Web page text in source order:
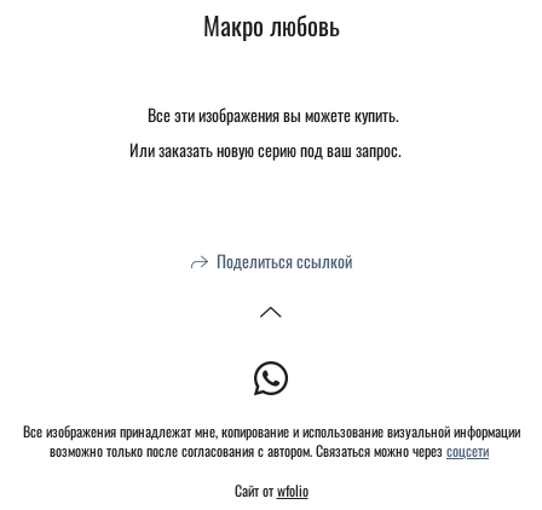
Макро любовь
Все эти изображения вы можете купить.
Или заказать новую серию под ваш запрос.
Поделиться ссылкой
Все изображения принадлежат мне, копирование и использование визуальной информации
возможно только после согласования с автором. Связаться можно через соцсети
Сайт отwfolio